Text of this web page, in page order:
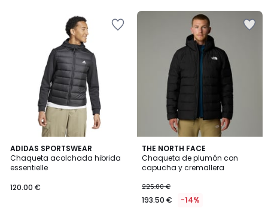
ADIDAS SPORTSWEAR
Chaqueta acolchada hibrida
essentielle
120.00 €
5
/
5
THE NORTH FACE
Chaqueta de plumón con
capucha y cremallera
225.00 €
193.50 € -14%
4,2
/ 5